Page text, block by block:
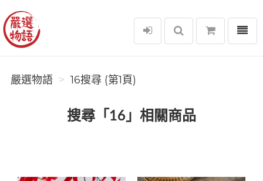
嚴選物語
選單
嚴選物語 16搜尋 (第1頁)
搜尋「16」相關商品